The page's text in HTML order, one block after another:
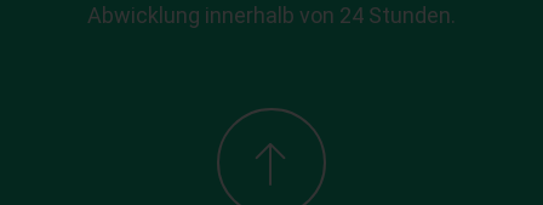
Abwicklung innerhalb von 24 Stunden.